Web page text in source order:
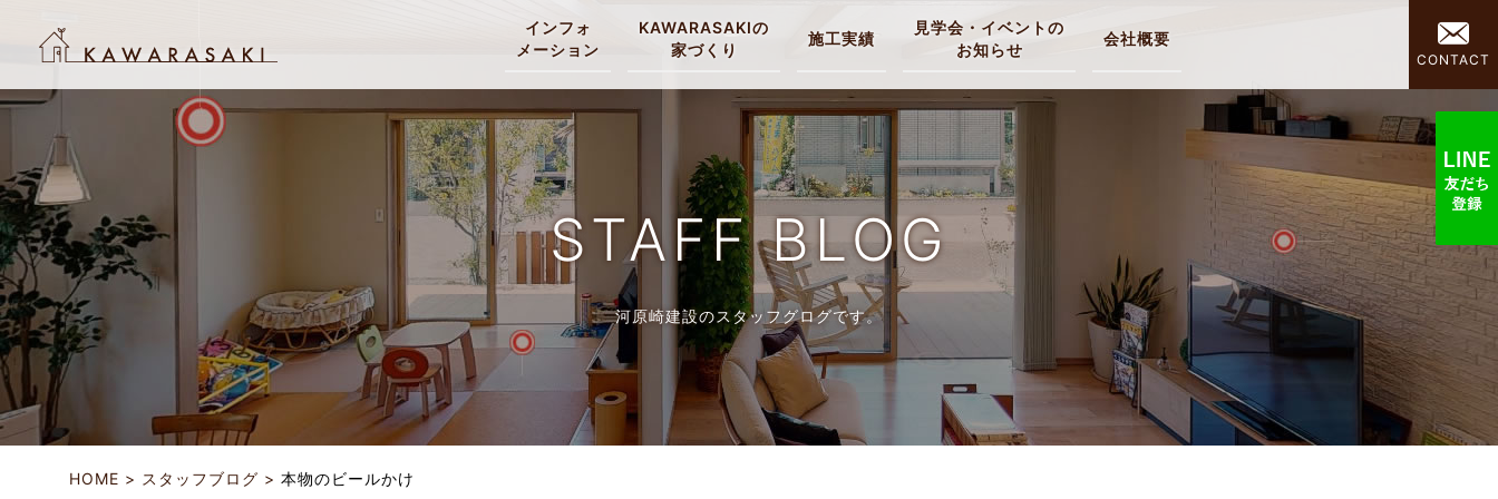
インフォ
メーション
KAWARASAKIの
家づくり
施工実績
見学会・イベントの
お知らせ
会社概要
CONTACT
STAFF BLOG
河原崎建設のスタッフグログです。
HOME スタッフブログ 本物のビールかけ